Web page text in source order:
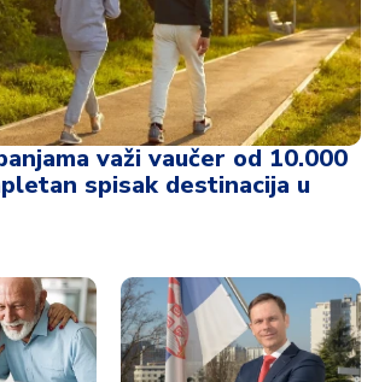
važi vaučer od 10.000
spisak destinacija u